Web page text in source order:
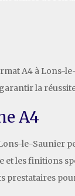
A4 à Lons-
la
A4
le-
et les
prestataires